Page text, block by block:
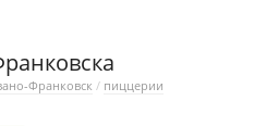
Франковск / пиццерии